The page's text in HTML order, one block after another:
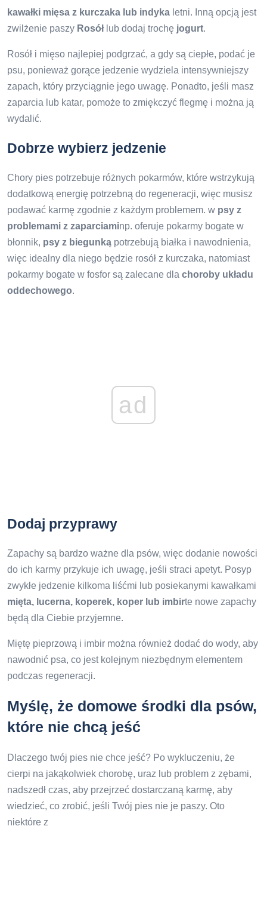
kawałki mięsa z kurczaka lub indyka letni. Inną opcją jest
zwilżenie paszy Rosółlub dodaj trochę jogurt.
Rosół i mięso najlepiej podgrzać, a gdy są ciepłe, podać je
psu, ponieważ gorące jedzenie wydziela intensywniejszy
zapach, który przyciągnie jego uwagę. Ponadto, jeśli masz
zaparcia lub katar, pomoże to zmiękczyć flegmę i można ją
wydalić.
Dobrze wybierz jedzenie
Chory pies potrzebuje różnych pokarmów, które wstrzykują
dodatkową energię potrzebną do regeneracji, więc musisz
podawać karmę zgodnie z każdym problemem. w psy z
problemami z zaparciaminp. oferuje pokarmy bogate w
błonnik, psy z biegunką potrzebują białka i nawodnienia,
więc idealny dla niego będzie rosół z kurczaka, natomiast
pokarmy bogate w fosfor są zalecane dla choroby układu
oddechowego.
ad
Dodaj przyprawy
Zapachy są bardzo ważne dla psów, więc dodanie nowości
do ich karmy przykuje ich uwagę, jeśli straci apetyt. Posyp
zwykłe jedzenie kilkoma liśćmi lub posiekanymi kawałkami
mięta, lucerna, koperek, koper lub imbirte nowe zapachy
będą dla Ciebie przyjemne.
Miętę pieprzową i imbir można również dodać do wody, aby
nawodnić psa, co jest kolejnym niezbędnym elementem
podczas regeneracji.
Myślę, że domowe środki dla psów,
które nie chcą jeść
Dlaczego twój pies nie chce jeść? Po wykluczeniu, że
cierpi na jakąkolwiek chorobę, uraz lub problem z zębami,
nadszedł czas, aby przejrzeć dostarczaną karmę, aby
wiedzieć, co zrobić, jeśli Twój pies nie je paszy. Oto
niektóre z